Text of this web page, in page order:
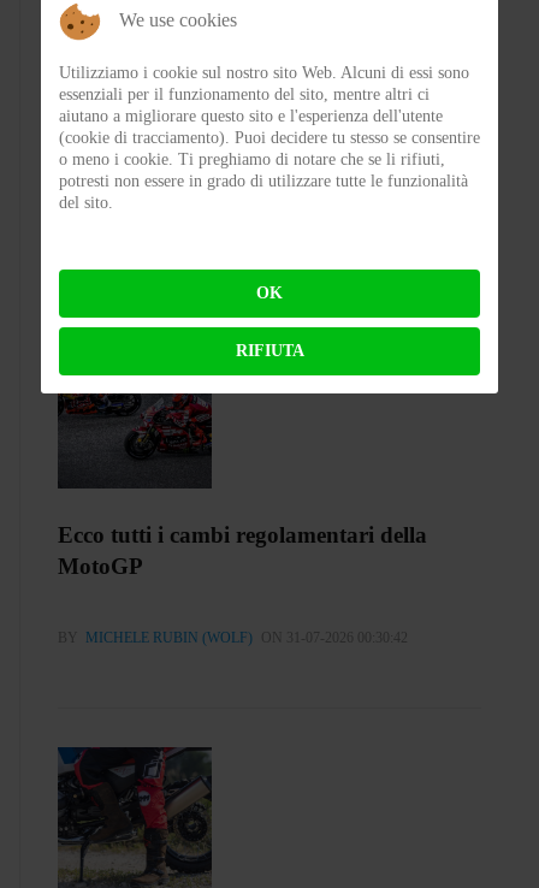
CASTELLEONE 2 WHEELS NIGHT -
Una notte d’estate, il cuore del borgo e una
passione capace di unire
Ecco tutti i cambi regolamentari della
MotoGP
BY MICHELE RUBIN (WOLF) ON 31-07-2026 00:30:42
We use cookies
Utilizziamo i cookie sul nostro sito Web. Alcuni di essi sono
essenziali per il funzionamento del sito, mentre altri ci
aiutano a migliorare questo sito e l'esperienza dell'utente
(cookie di tracciamento). Puoi decidere tu stesso se consentire
o meno i cookie. Ti preghiamo di notare che se li rifiuti,
potresti non essere in grado di utilizzare tutte le funzionalità
del sito.
OK
RIFIUTA